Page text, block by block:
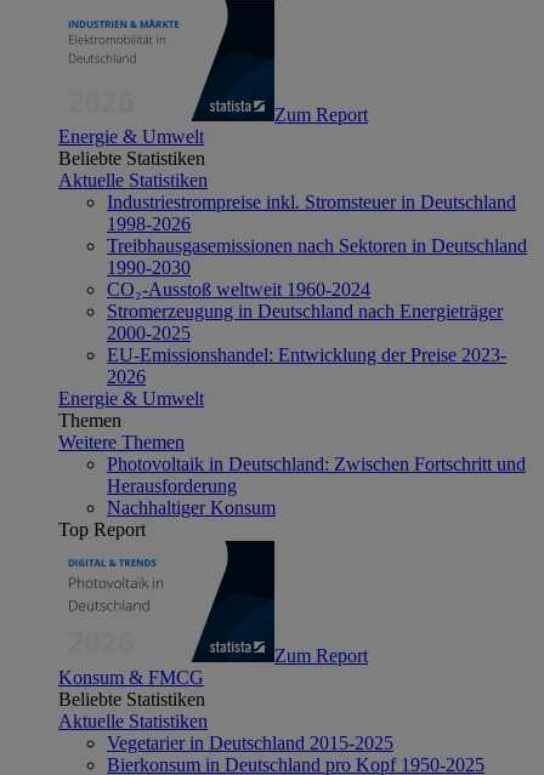
Zum Report
Energie & Umwelt
Beliebte Statistiken
Aktuelle Statistiken
Industriestrompreise inkl. Stromsteuer in Deutschland
1998-2026
Treibhausgasemissionen nach Sektoren in Deutschland
1990-2030
CO₂-Ausstoß weltweit 1960-2024
Stromerzeugung in Deutschland nach Energieträger
2000-2025
EU-Emissionshandel: Entwicklung der Preise 2023-
2026
Energie & Umwelt
Themen
Weitere Themen
Photovoltaik in Deutschland: Zwischen Fortschritt und
Herausforderung
Nachhaltiger Konsum
Top Report
Zum Report
Konsum & FMCG
Beliebte Statistiken
Aktuelle Statistiken
Vegetarier in Deutschland 2015-2025
Bierkonsum in Deutschland pro Kopf 1950-2025